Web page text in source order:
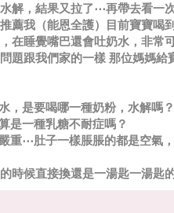
解，結果又拉了⋯再帶去看一
薦我（能恩全護）目前寶寶喝
在睡覺嘴巴還會吐奶水，非常
題跟我們家的一樣 那位媽媽
，是要喝哪一種奶粉，水解嗎
是一種乳糖不耐症嗎？
重⋯肚子一樣脹脹的都是空氣
時候直接換還是一湯匙一湯匙